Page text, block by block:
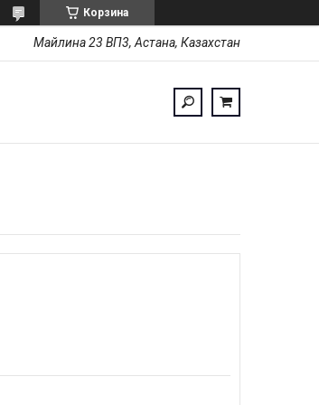
Корзина
Майлина 23 ВП3, Астана, Казахстан